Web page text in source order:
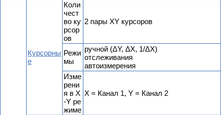
Курсорны
е
Коли
чест
во ку
рсор
ов
2 пары XY курсоров
Режи
мы
ручной (ΔY, ΔX, 1/ΔX)
отслеживания
автоизмерения
Изме
рени
я в X
-Y ре
жиме
X = Канал 1, Y = Канал 2